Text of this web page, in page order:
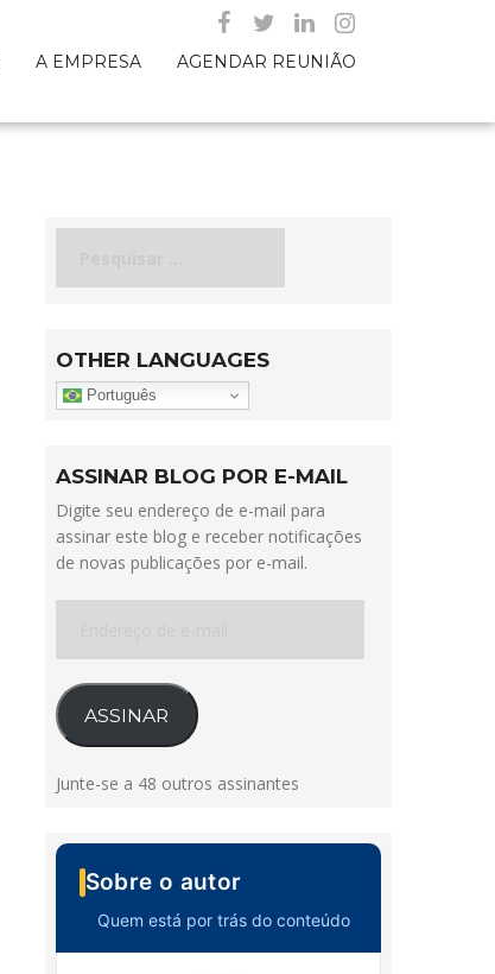
A EMPRESA AGENDAR REUNIÃO
OTHER LANGUAGES
Português
ASSINAR BLOG POR E-MAIL
Digite seu endereço de e-mail para
assinar este blog e receber notificações
de novas publicações por e-mail.
e-
mail
ASSINAR
Junte-se a 48 outros assinantes
Sobre o autor
Quem está por trás do conteúdo